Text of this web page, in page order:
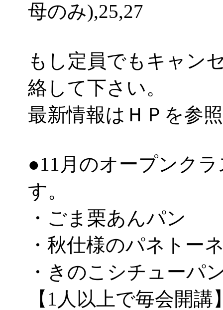
母のみ),25,27
もし定員でもキャン
絡して下さい。
最新情報はＨＰを参
●11月のオープンク
す。
・ごま栗あんパン
・秋仕様のパネトー
・きのこシチューパ
【1人以上で毎会開講